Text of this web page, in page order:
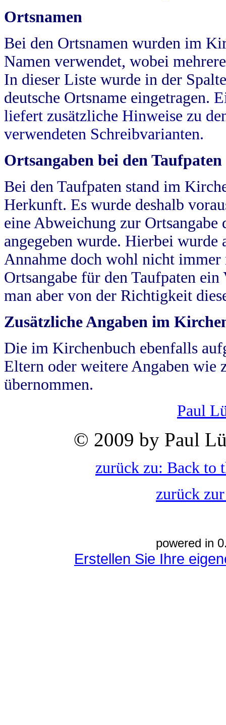
Ortsnamen
Bei den Ortsnamen wurden im
Namen verwendet, wobei
In dieser Liste wurde in der
deutsche Ortsname eingetragen.
liefert zusätzliche Hinweise zu
verwendeten Schreibvarianten.
Ortsangaben bei den Taufpaten
Bei den Taufpaten stand im
Herkunft. Es wurde deshalb
eine Abweichung zur
angegeben wurde. Hierbei wurde
Annahme doch wohl nicht
Ortsangabe für den Taufpaten
man aber von der Richtigkeit
Zusätzliche Angaben im
Die im Kirchenbuch ebenfalls
Eltern oder weitere Angaben wie
übernommen.
Paul
© 2009 by Paul
zurück zu: Back to
zurück
powered in
Erstellen Sie Ihre